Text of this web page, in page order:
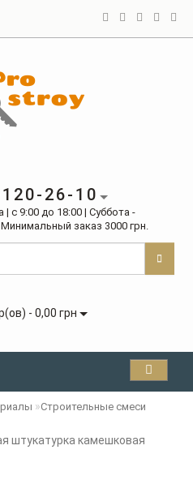
26-10
с 9:00 до 18:00 | Суббота -
заказ 3000 грн.
- 0,00 грн
Строительные смеси
штукатурка камешковая